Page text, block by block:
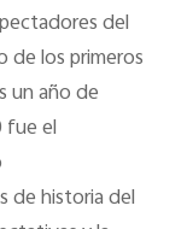
del
los primeros
un año de
fue el
de historia del